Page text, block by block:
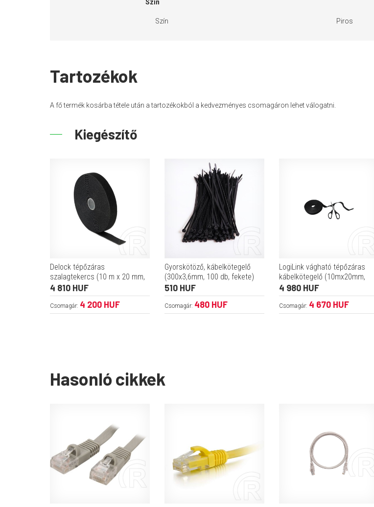
Szín
Szín Piros
Tartozékok
A fő termék kosárba tétele után a tartozékokból a kedvezményes csomagáron lehet válogatni.
Kiegészítő
Delock tépőzáras
szalagtekercs (10 m x 20 mm,
fekete)
4 810 HUF
Csomagár: 4 200 HUF
Gyorskötöző, kábelkötegelő
(300x3,6mm, 100 db, fekete)
510 HUF
Csomagár: 480 HUF
LogiLink vágható tépőzáras
kábelkötegelő (10mx20mm,
fekete)
4 980 HUF
Csomagár: 4 670 HUF
Hasonló cikkek